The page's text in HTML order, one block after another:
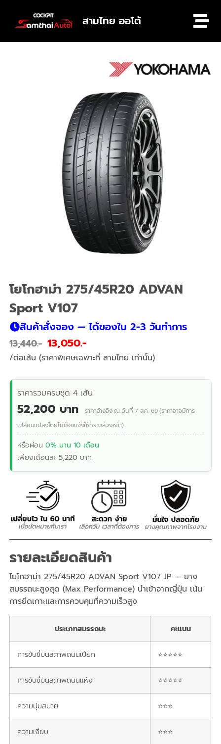
สามไทย ออโต้
โยโกฮาม่า 275/45R20 ADVAN
Sport V107
สินค้าสั่งจอง — ได้ของใน 2-3 วันทำการ
13,440 13,050
/ต่อเส้น (ราคาพิเศษเฉพาะที่ สามไทย เท่านั้น)
ราคารวมครบชุด 4 เส้น
52,200 บาท
ราคาอ้างอิง ณ วันที่ 7 ส.ค. 69 (ราคาอาจมีการ
เปลี่ยนแปลงโดยไม่ต้องแจ้งให้ทราบล่วงหน้า)
หรือผ่อน0% นาน 10 เดือน
เพียงเดือนละ5,220 บาท
รายละเอียดสินค้า
โยโกฮาม่า 275/45R20 ADVAN Sport V107 JP — ยาง
สมรรถนะสูงสุด (Max Performance) นำเข้าจากญี่ปุ่น เน้น
การยึดเกาะและการควบคุมที่ความเร็วสูง
ประเภทสมรรถนะ คะแนน
การขับขี่บนสภาพถนนเปียก ⭐⭐⭐⭐⭐
การขับขี่บนสภาพถนนแห้ง ⭐⭐⭐⭐⭐
ความนุ่มสบาย ⭐⭐⭐
ความเงียบ ⭐⭐⭐